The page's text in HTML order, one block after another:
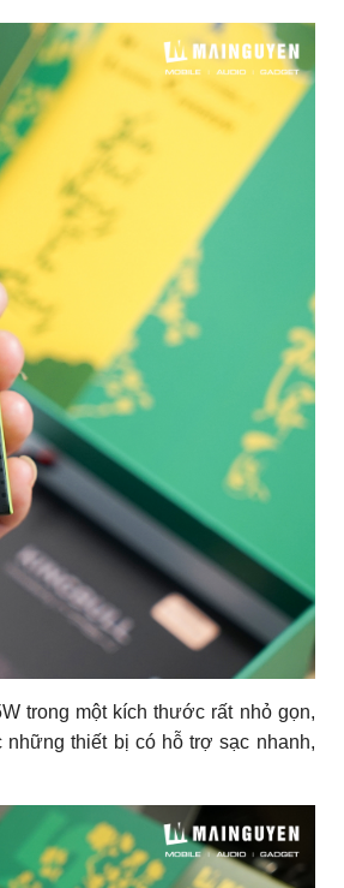
trong một kích thước rất nhỏ gọn,
thiết bị có hỗ trợ sạc nhanh,